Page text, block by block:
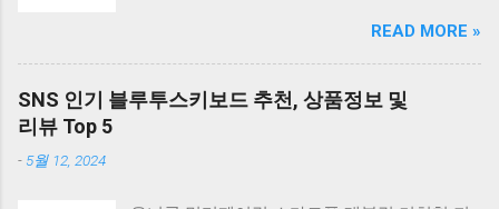
COX 기계식 게이밍 키보드 갈축 그레이 화이트
CK01 TKL 텐키리스 기계식키보드 구매를 고려
하실 때, 추가 할인 혜택을 놓치지 마세요. 다양
정이 많이 어려우시죠? 특히 기계식키보드 같은
논 PIXMA G2910 잉크포함 정품 무한복합기 컬
러 잉크젯복합기 가정용프린터 상세정보참조.
캐논 G시리즈 프린터 정품 헤드 카트리지
G1900 G2900 G3900 G4900 G2910 G3910
READ MORE »
SNS 인기 블루투스키보드 추천, 상품정보 및
리뷰 Top 5
- 5월 12, 2024